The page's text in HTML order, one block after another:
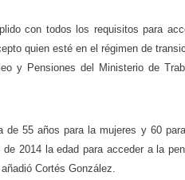
con todos los requisitos para
quien esté en el régimen de
y Pensiones del Ministerio de
de 55 años para la mujeres y 60
2014 la edad para acceder a la
Cortés González.